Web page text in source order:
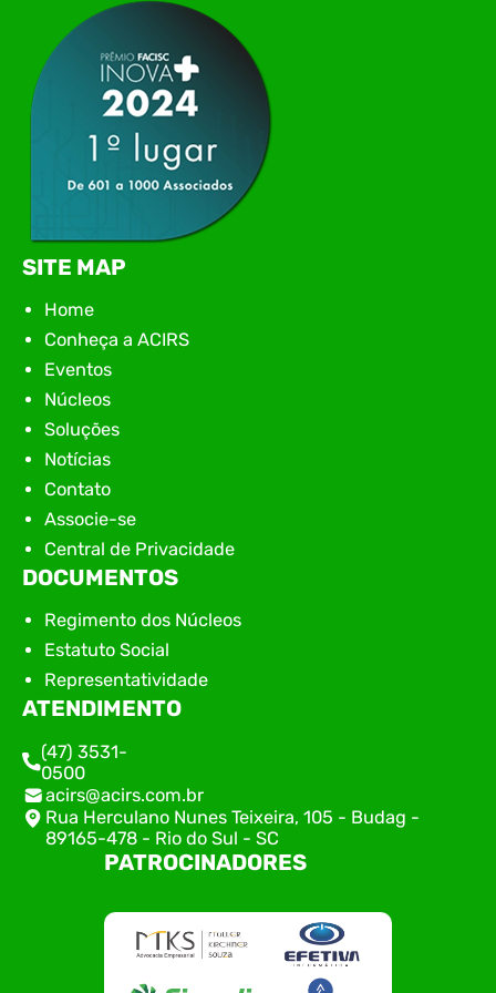
encontro aconteceu em Rio…
SITE MAP
Home
Conheça a ACIRS
Eventos
Núcleos
Soluções
Notícias
Contato
Associe-se
Central de Privacidade
DOCUMENTOS
Regimento dos Núcleos
Estatuto Social
Representatividade
ATENDIMENTO
(47) 3531-
0500
acirs@acirs.com.br
Rua Herculano Nunes Teixeira, 105 - Budag -
89165-478 - Rio do Sul - SC
PATROCINADORES